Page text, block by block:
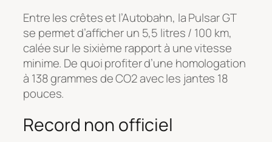
Entre les crêtes et l’Autobahn, la Pulsar GT
se permet d’afficher un 5,5 litres / 100 km,
calée sur le sixième rapport à une vitesse
minime. De quoi profiter d’une homologation
à 138 grammes de CO2 avec les jantes 18
pouces.
Record non officiel